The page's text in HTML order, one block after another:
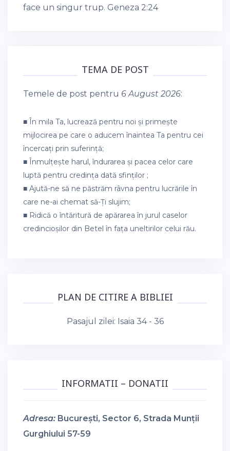
face un singur trup. Geneza 2:24
TEMA DE POST
Temele de post pentru 6 August 2026:
■ În mila Ta, lucrează pentru noi și primește
mijlocirea pe care o aducem înaintea Ta pentru cei
încercați prin suferință;
■ Înmulțește harul, îndurarea și pacea celor care
luptă pentru credința dată sfinților ;
■ Ajută-ne să ne păstrăm râvna pentru lucrările în
care ne-ai chemat să-Ți slujim;
■ Ridică o întăritură de apărarea în jurul caselor
credincioșilor din Betel în fața uneltirilor celui rău.
PLAN DE CITIRE A BIBLIEI
Pasajul zilei: Isaia 34 - 36
INFORMATII – DONATII
Adresa: București, Sector 6, Strada Munții
Gurghiului 57-59